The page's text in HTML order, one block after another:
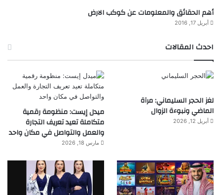
أهم الحقائق والمعلومات عن كوكب الارض
أبريل 17, 2016
احدث المقالات
لغز الحجر السليماني: مرآة
الماضي ونبوءة الزوال
أبريل 12, 2026
ميدل إيست: منظومة رقمية
متكاملة تعيد تعريف التجارة
والعمل والتواصل في مكان واحد
مارس 18, 2026